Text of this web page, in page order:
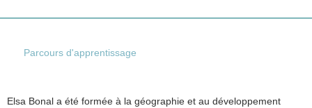
Parcours d'apprentissage
Elsa Bonal a été formée à la géographie et au développement